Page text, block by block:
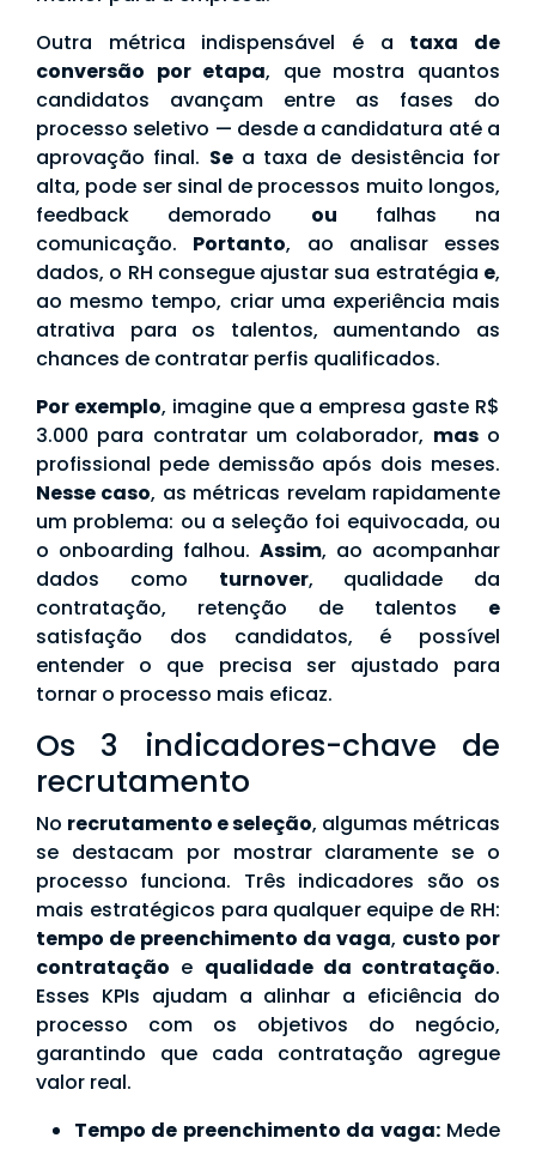
Outra métrica indispensável é a taxa de
conversão por etapa, que mostra quantos
candidatos avançam entre as fases do
processo seletivo — desde a candidatura até a
aprovação final. Sea taxa de desistência for
alta, pode ser sinal de processos muito longos,
feedback demorado ou falhas na
comunicação. Portanto, ao analisar esses
dados, o RH consegue ajustar sua estratégia e,
ao mesmo tempo, criar uma experiência mais
atrativa para os talentos, aumentando as
chances de contratar perfis qualificados.
Por exemplo, imagine que a empresa gaste R$
3.000 para contratar um colaborador, maso
profissional pede demissão após dois meses.
Nesse caso, as métricas revelam rapidamente
um problema: ou a seleção foi equivocada, ou
o onboarding falhou. Assim, ao acompanhar
dados como turnover, qualidade da
contratação, retenção de talentos e
satisfação dos candidatos, é possível
entender o que precisa ser ajustado para
tornar o processo mais eficaz.
Os 3 indicadores-chave de
recrutamento
No recrutamento e seleção, algumas métricas
se destacam por mostrar claramente se o
processo funciona. Três indicadores são os
mais estratégicos para qualquer equipe de RH:
tempo de preenchimento da vaga, custo por
contratação e qualidade da contratação.
Esses KPIs ajudam a alinhar a eficiência do
processo com os objetivos do negócio,
garantindo que cada contratação agregue
valor real.
Tempo de preenchimento da vaga:Mede